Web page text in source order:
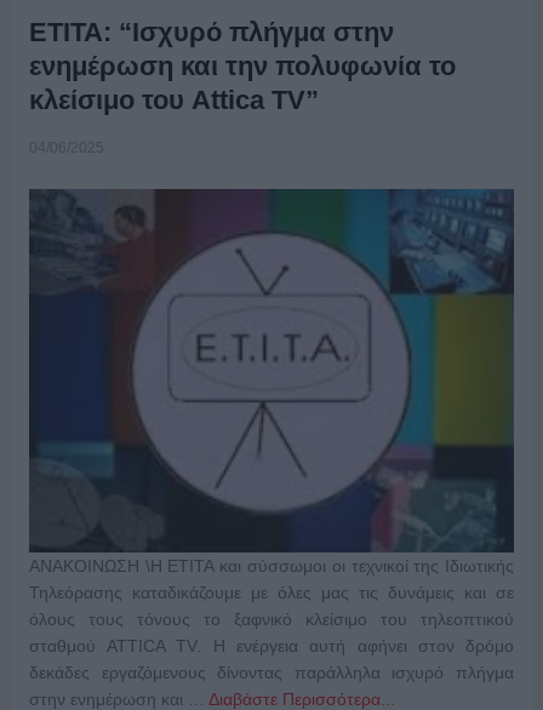
ΕΤΙΤΑ: “Ισχυρό πλήγμα στην
ενημέρωση και την πολυφωνία το
κλείσιμο του Attica TV”
04/06/2025
ΑΝΑΚΟΙΝΩΣΗ \Η ΕΤΙΤΑ και σύσσωμοι οι τεχνικοί της Ιδιωτικής
Τηλεόρασης καταδικάζουμε με όλες μας τις δυνάμεις και σε
όλους τους τόνους το ξαφνικό κλείσιμο του τηλεοπτικού
σταθμού ATTICA TV. Η ενέργεια αυτή αφήνει στον δρόμο
δεκάδες εργαζόμενους δίνοντας παράλληλα ισχυρό πλήγμα
στην ενημέρωση και … Διαβάστε Περισσότερα...